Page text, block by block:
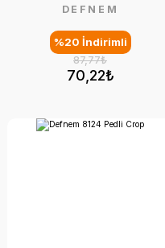
70,22₺
87,77₺
%20 İndirimli
DEFNEM